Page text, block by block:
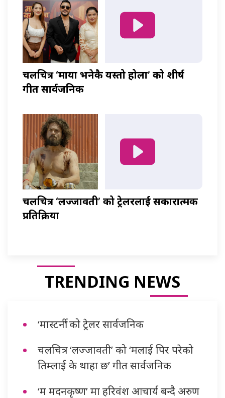
चलचित्र ‘माया भनेकै यस्तो होला’ को शीर्ष
गीत सार्वजनिक
चलचित्र ‘लज्जावती’ को ट्रेलरलाई सकारात्मक
प्रतिक्रिया
TRENDING NEWS
‘मास्टर्नी’ को ट्रेलर सार्वजनिक
चलचित्र ‘लज्जावती’ को ‘मलाई पिर परेको
तिम्लाई के थाहा छ’ गीत सार्वजनिक
‘म मदनकृष्ण’ मा हरिवंश आचार्य बन्दै अरुण